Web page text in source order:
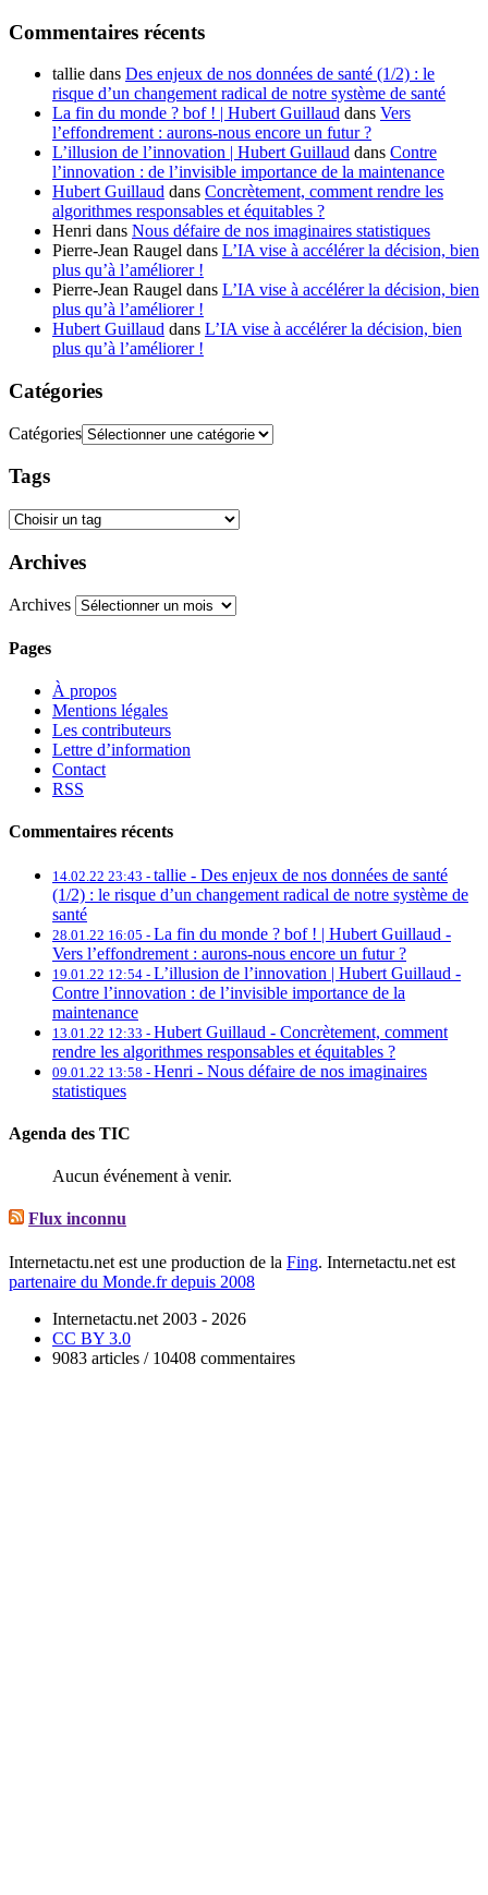
Commentaires récents
tallie dans Des enjeux de nos données de santé (1/2) : le
risque d’un changement radical de notre système de santé
La fin du monde ? bof ! | Hubert Guillaud dans Vers
l’effondrement : aurons-nous encore un futur ?
L’illusion de l’innovation | Hubert Guillaud dans Contre
l’innovation : de l’invisible importance de la maintenance
Hubert Guillaud dans Concrètement, comment rendre les
algorithmes responsables et équitables ?
Henri dans Nous défaire de nos imaginaires statistiques
Pierre-Jean Raugel dans L’IA vise à accélérer la décision, bien
plus qu’à l’améliorer !
Pierre-Jean Raugel dans L’IA vise à accélérer la décision, bien
plus qu’à l’améliorer !
Hubert Guillaud dans L’IA vise à accélérer la décision, bien
plus qu’à l’améliorer !
Catégories
Catégories
Tags
Archives
Archives
Pages
À propos
Mentions légales
Les contributeurs
Lettre d’information
Contact
RSS
Commentaires récents
14.02.22 23:43 - tallie - Des enjeux de nos données de santé
(1/2) : le risque d’un changement radical de notre système de
santé
28.01.22 16:05 - La fin du monde ? bof ! | Hubert Guillaud -
Vers l’effondrement : aurons-nous encore un futur ?
19.01.22 12:54 - L’illusion de l’innovation | Hubert Guillaud -
Contre l’innovation : de l’invisible importance de la
maintenance
13.01.22 12:33 - Hubert Guillaud - Concrètement, comment
rendre les algorithmes responsables et équitables ?
09.01.22 13:58 - Henri - Nous défaire de nos imaginaires
statistiques
Agenda des TIC
Aucun événement à venir.
Flux inconnu
Internetactu.net est une production de la Fing. Internetactu.net est
partenaire du Monde.fr depuis 2008
Internetactu.net 2003 - 2026
CC BY 3.0
9083 articles / 10408 commentaires